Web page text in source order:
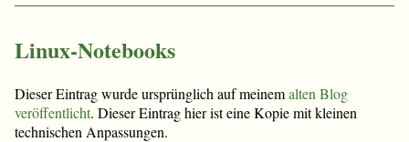
Linux-Notebooks
Dieser Eintrag wurde ursprünglich auf meinemalten Blog
veröffentlicht. Dieser Eintrag hier ist eine Kopie mit kleinen
technischen Anpassungen.